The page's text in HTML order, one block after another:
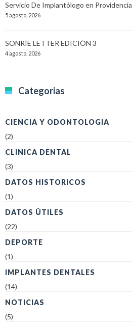
Servicio De Implantólogo en Providencia
5 agosto, 2026
SONRÍE LETTER EDICIÓN 3
4 agosto, 2026
Categorias
CIENCIA Y ODONTOLOGIA
(2)
CLINICA DENTAL
(3)
DATOS HISTORICOS
(1)
DATOS ÚTILES
(22)
DEPORTE
(1)
IMPLANTES DENTALES
(14)
NOTICIAS
(5)